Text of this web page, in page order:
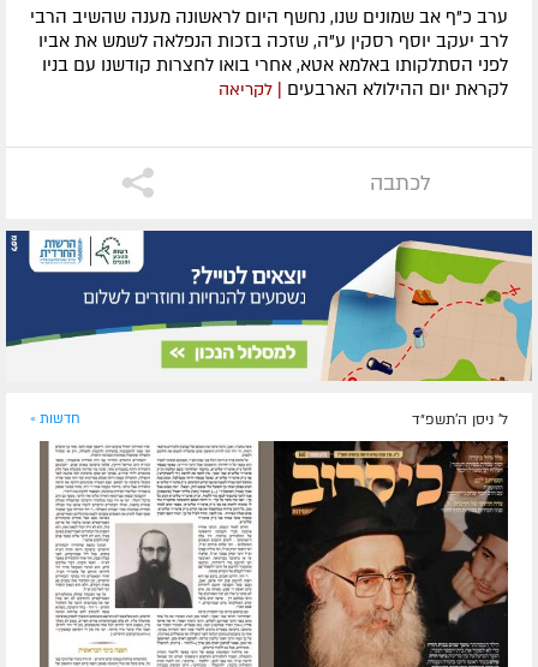
ערב כ"ף אב שמונים שנו, נחשף היום לראשונה מענה שהשיב הרבי
לרב יעקב יוסף רסקין ע"ה, שזכה בזכות הנפלאה לשמש את אביו
לפני הסתלקותו באלמא אטא, אחרי בואו לחצרות קודשנו עם בניו
לקראת יום ההילולא הארבעים | לקריאה
לכתבה
ל' ניסן ה׳תשפ״ד חדשות »